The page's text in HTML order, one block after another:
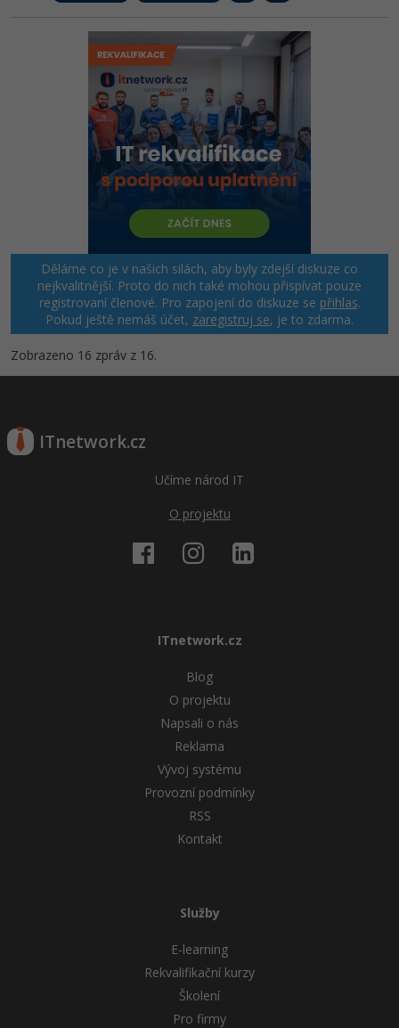
Děláme co je v našich silách, aby byly zdejší diskuze co
nejkvalitnější. Proto do nich také mohou přispívat pouze
registrovaní členové. Pro zapojení do diskuze se přihlas.
Pokud ještě nemáš účet, zaregistruj se, je to zdarma.
Zobrazeno 16 zpráv z 16.
ITnetwork.cz
Učíme národ IT
O projektu
ITnetwork.cz
Blog
O projektu
Napsali o nás
Reklama
Vývoj systému
Provozní podmínky
RSS
Kontakt
Služby
E-learning
Rekvalifikační kurzy
Školení
Pro firmy